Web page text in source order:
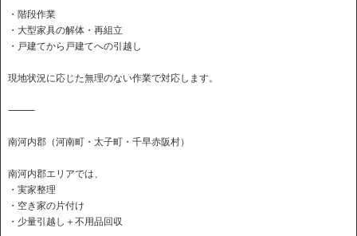
・階段作業
・大型家具の解体・再組立
・戸建てから戸建てへの引越し
現地状況に応じた無理のない作業で対応します。
⸻
南河内郡（河南町・太子町・千早赤阪村）
南河内郡エリアでは、
・実家整理
・空き家の片付け
・少量引越し＋不用品回収